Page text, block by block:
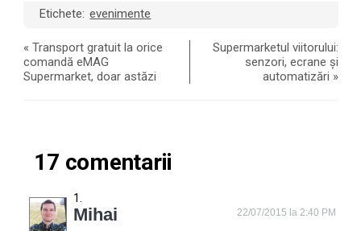
Etichete: evenimente
«Transport gratuit la orice
comandă eMAG
Supermarket, doar astăzi
Supermarketul viitorului:
senzori, ecrane și
automatizări »
17 comentarii
Mihai 22/07/2015 la 2:40 PM